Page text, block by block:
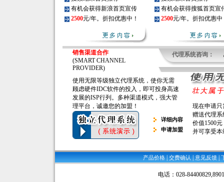
有机会获得新浪首页宣传
2500元/年。折扣优惠中！
有机会获得搜狐首页宣
2500元/年。折扣优惠中
销售渠道合作
(SMART CHANNEL
PROVIDER)
代理系统咨询：
使用无限等级独立代理系统，使你无需
顾虑硬件IDC软件的投入，即可投身高速
发展的ISP行列。多种渠道模式，强大管
理平台，诚邀您的加盟！
详细内容
申请加盟
现在申请只
赠送代理
价值1500元
并可享受
产品价格 | 交费确认 | 意见反馈 |
电话：028-